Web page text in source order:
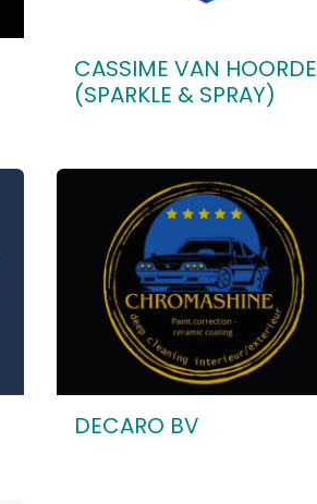
CASSIME VAN HOORDE
(SPARKLE & SPRAY)
DECARO BV